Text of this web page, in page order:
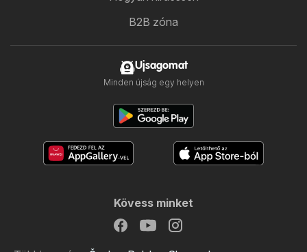
B2B zóna
Ujsagomat
Minden újság egy helyen
Kövess minket